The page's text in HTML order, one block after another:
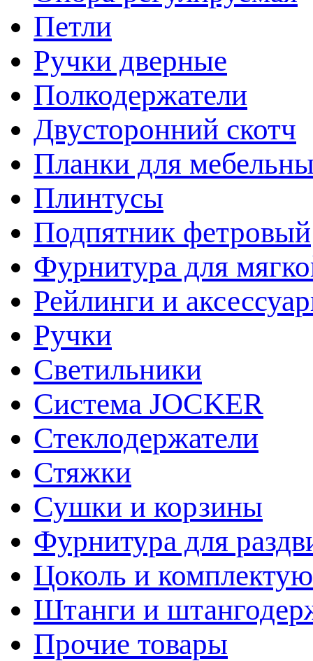
Петли
Ручки дверные
Полкодержатели
Двусторонний скотч
Планки для
Плинтусы
Подпятник фетровый
Фурнитура для
Рейлинги и
Ручки
Светильники
Система JOCKER
Стеклодержатели
Стяжки
Сушки и корзины
Фурнитура для
Цоколь и
Штанги и
Прочие товары